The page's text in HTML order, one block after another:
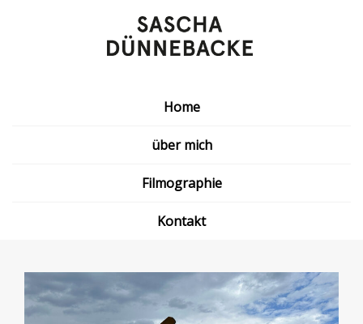
Home
über mich
Filmographie
Kontakt